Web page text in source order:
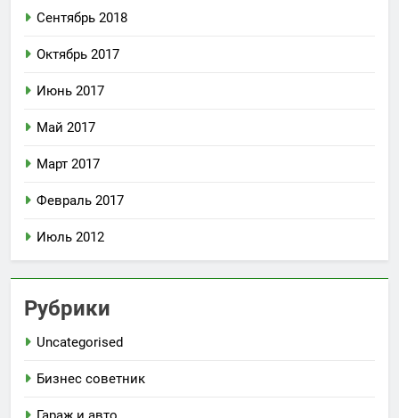
Сентябрь 2018
Октябрь 2017
Июнь 2017
Май 2017
Март 2017
Февраль 2017
Июль 2012
Рубрики
Uncategorised
Бизнес советник